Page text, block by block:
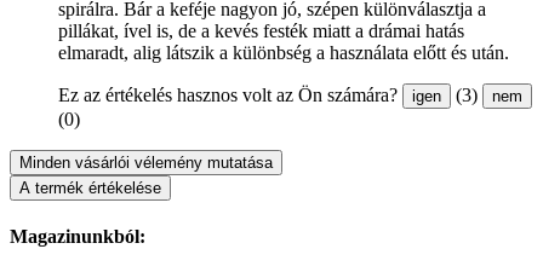
spirálra. Bár a keféje nagyon jó, szépen különválasztja a
pillákat, ível is, de a kevés festék miatt a drámai hatás
elmaradt, alig látszik a különbség a használata előtt és után.
Ez az értékelés hasznos volt az Ön számára? igen (3) nem
(0)
Minden vásárlói vélemény mutatása
A termék értékelése
Magazinunkból: